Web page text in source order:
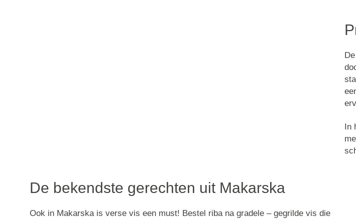
In
De bekendste gerechten uit Makarska
Ook in Makarskais verse vis een must! Bestel riba na gradele– gegrilde vis die